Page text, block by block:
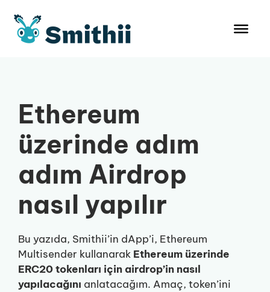
atla
Ethereum
üzerinde adım
adım Airdrop
nasıl yapılır
Bu yazıda, Smithii’in dApp’i, Ethereum
Multisender kullanarak Ethereum üzerinde
ERC20 tokenları için airdrop’in nasıl
yapılacağını anlatacağım. Amaç, token’ini